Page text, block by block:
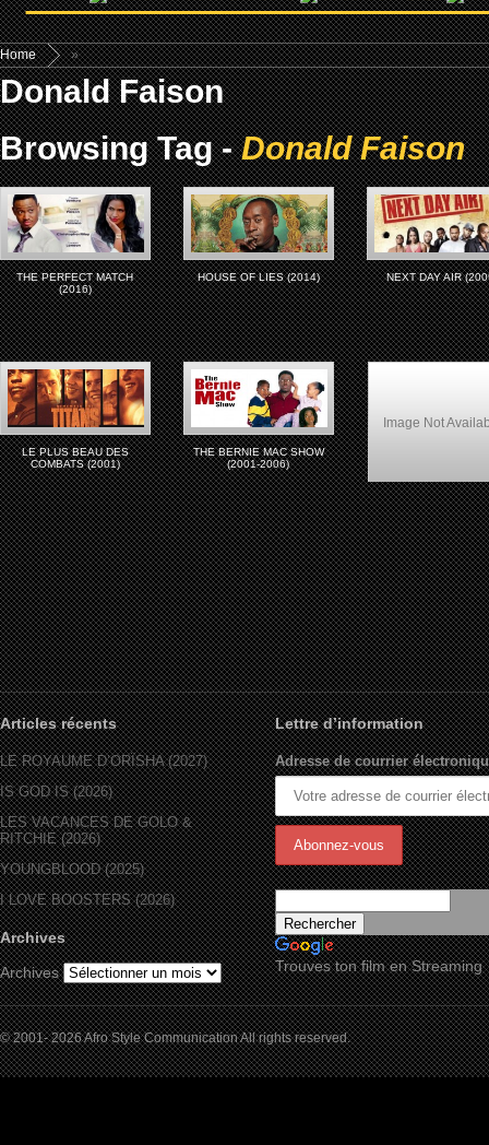
Home »
Donald Faison
Browsing Tag -Donald Faison
THE PERFECT MATCH
(2016)
HOUSE OF LIES (2014) NEXT DAY AIR
LE PLUS BEAU DES
COMBATS (2001)
THE BERNIE MAC SHOW
(2001-2006)
Image Not
Never 2 Big – Butter
Articles récents
LE ROYAUME D’ORÏSHA (2027)
IS GOD IS (2026)
LES VACANCES DE GOLO &
RITCHIE (2026)
YOUNGBLOOD (2025)
I LOVE BOOSTERS (2026)
Archives
Archives
Lettre d’information
Adresse de courrier
Trouves ton film en Streaming
© 2001- 2026 Afro Style Communication All rights reserved.